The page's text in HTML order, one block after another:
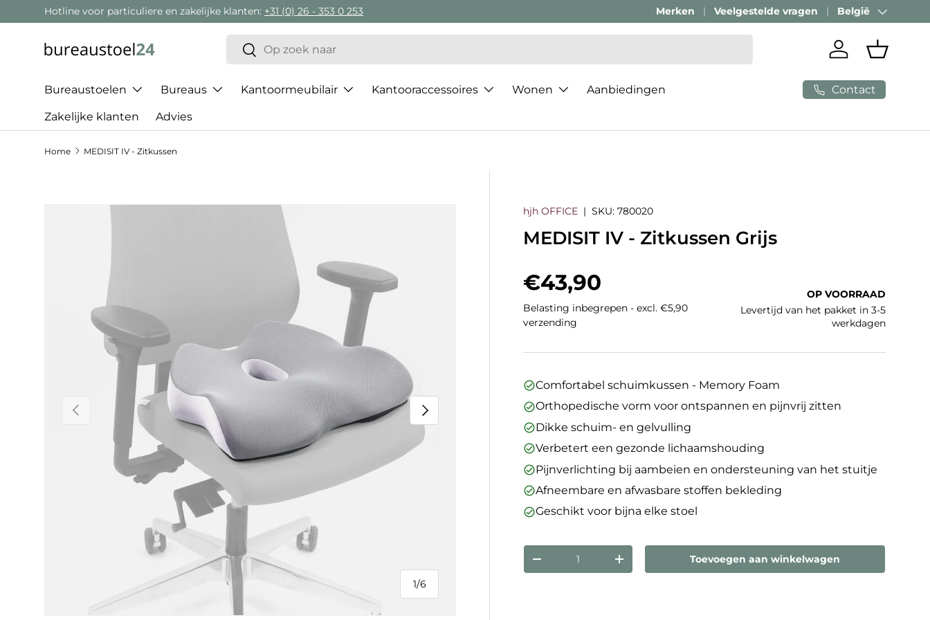
Ga naar inhoud
Hotline voor particuliere en zakelijke klanten: +31 (0) 26 - 353 0 253 Merken Veelgestelde vragen Land/Regio
België
Zoeken
Zoeken
InloggenMandje
Bureaustoelen Bureaus Kantoormeubilair Kantooraccessoires Wonen Aanbiedingen
Zakelijke klanten Advies
Contact
Home MEDISIT IV - Zitkussen
Vorige
1/
van
6
Volgende
hjh OFFICE |SKU: 780020
MEDISIT IV - Zitkussen Grijs
Reguliere prijs
€43,90
Belasting inbegrepen - excl. €5,90
verzending
OP VOORRAAD
Levertijd van het pakket in 3-5
werkdagen
Comfortabel schuimkussen - Memory Foam
Orthopedische vorm voor ontspannen en pijnvrij zitten
Dikke schuim- en gelvulling
Verbetert een gezonde lichaamshouding
Pijnverlichting bij aambeien en ondersteuning van het stuitje
Afneembare en afwasbare stoffen bekleding
Geschikt voor bijna elke stoel
Aantal
Verlaag de hoeveelheidVerhoog de hoeveelheidToevoegen aan winkelwagen